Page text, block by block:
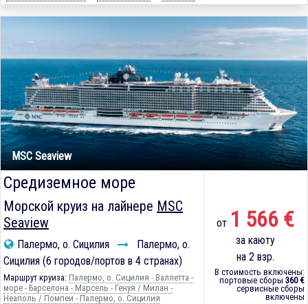
MSC Seaview
Средиземное море
Морской круиз на лайнере MSC
Seaview
Палермо, о. Сицилия
Палермо, о.
Сицилия (6 городов/портов в 4 странах)
Маршрут круиза: Палермо, о. Сицилия - Валлетта -
море - Барселона - Марсель - Генуя / Милан -
Неаполь / Помпеи - Палермо, о. Сицилия
от 1 566 €
за каюту
на 2 взр.
В стоимость включены:
портовые сборы 360 €
сервисные сборы
включены